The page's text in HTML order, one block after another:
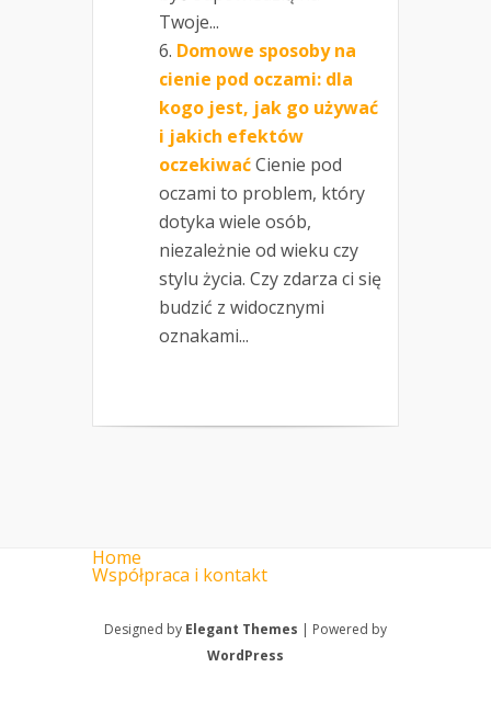
Twoje...
Domowe sposoby na
cienie pod oczami: dla
kogo jest, jak go używać
i jakich efektów
oczekiwaćCienie pod
oczami to problem, który
dotyka wiele osób,
niezależnie od wieku czy
stylu życia. Czy zdarza ci się
budzić z widocznymi
oznakami...
Home
Współpraca i kontakt
Designed by Elegant Themes | Powered by
WordPress